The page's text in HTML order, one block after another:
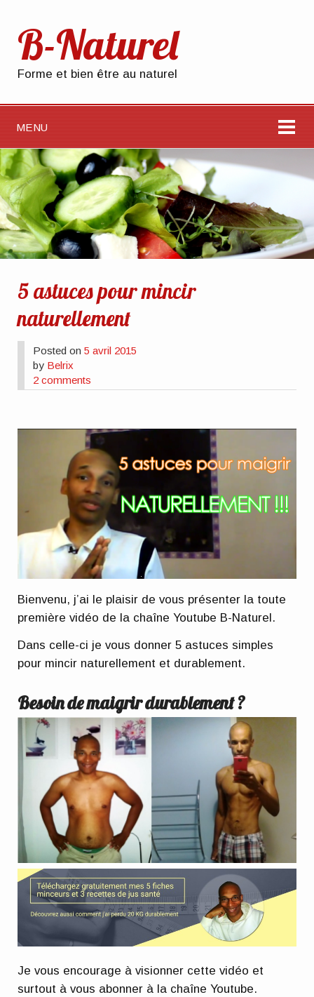
B-Naturel
Forme et bien être au naturel
MENU
5 astuces pour mincir
naturellement
Posted on5 avril 2015
by Belrix
2 comments
Bienvenu, j’ai le plaisir de vous présenter la toute
première vidéo de la chaîne Youtube B-Naturel.
Dans celle-ci je vous donner 5 astuces simples
pour mincir naturellement et durablement.
Besoin de maigrir durablement ?
Je vous encourage à visionner cette vidéo et
surtout à vous abonner à la chaîne Youtube.